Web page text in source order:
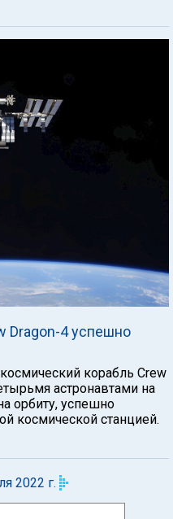
Dragon-4 успешно
корабль Crew
астронавтами на
орбиту, успешно
космической станцией.
2022 г.